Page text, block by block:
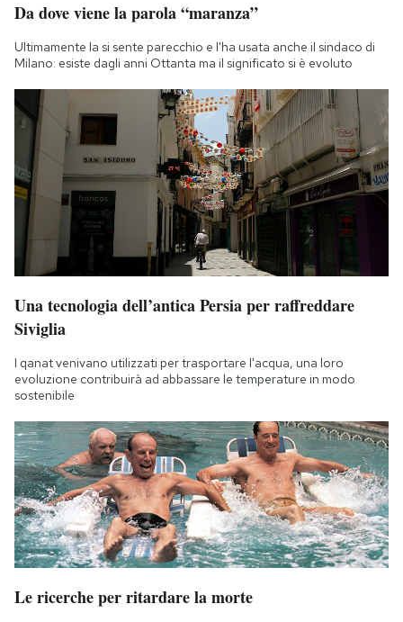
Da dove viene la parola “maranza”
Ultimamente la si sente parecchio e l'ha usata anche il sindaco di
Milano: esiste dagli anni Ottanta ma il significato si è evoluto
Una tecnologia dell’antica Persia per raffreddare
Siviglia
I qanat venivano utilizzati per trasportare l'acqua, una loro
evoluzione contribuirà ad abbassare le temperature in modo
sostenibile
Le ricerche per ritardare la morte